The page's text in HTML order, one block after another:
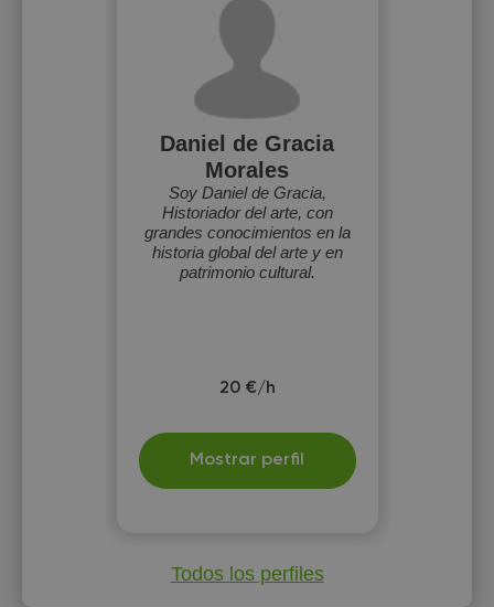
Daniel de Gracia
Morales
Soy Daniel de Gracia,
Historiador del arte, con
grandes conocimientos en la
historia global del arte y en
patrimonio cultural.
20 €/h
Mostrar perfil
Todos los perfiles